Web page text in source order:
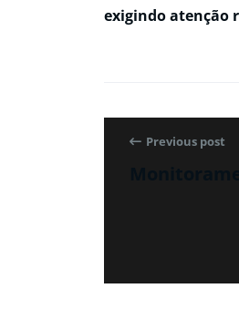
exigindo atenção
Previous post